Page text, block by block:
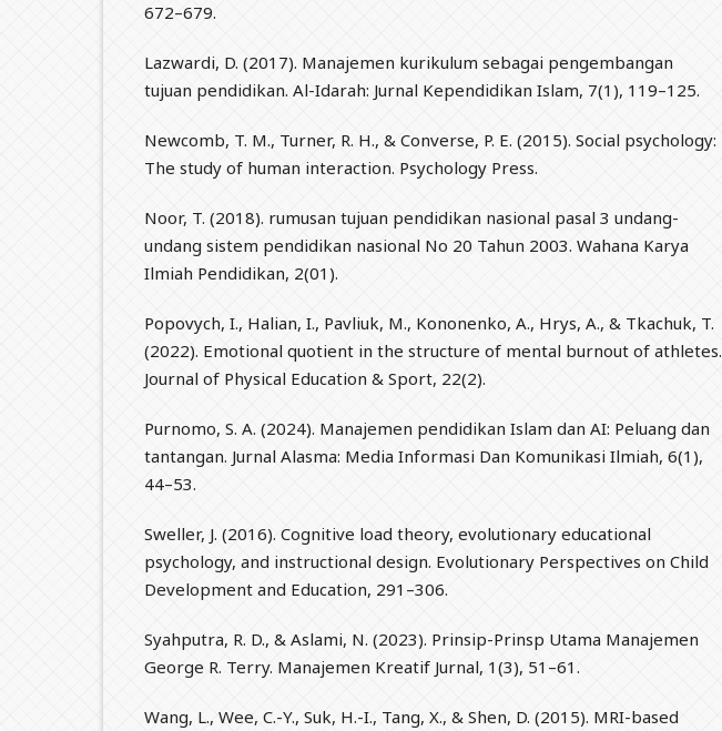
672–679.
Lazwardi, D. (2017). Manajemen kurikulum sebagai pengembangan
tujuan pendidikan. Al-Idarah: Jurnal Kependidikan Islam, 7(1), 119–125.
Newcomb, T. M., Turner, R. H., & Converse, P. E. (2015). Social psychology:
The study of human interaction. Psychology Press.
Noor, T. (2018). rumusan tujuan pendidikan nasional pasal 3 undang-
undang sistem pendidikan nasional No 20 Tahun 2003. Wahana Karya
Ilmiah Pendidikan, 2(01).
Popovych, I., Halian, I., Pavliuk, M., Kononenko, A., Hrys, A., & Tkachuk, T.
(2022). Emotional quotient in the structure of mental burnout of athletes.
Journal of Physical Education & Sport, 22(2).
Purnomo, S. A. (2024). Manajemen pendidikan Islam dan AI: Peluang dan
tantangan. Jurnal Alasma: Media Informasi Dan Komunikasi Ilmiah, 6(1),
44–53.
Sweller, J. (2016). Cognitive load theory, evolutionary educational
psychology, and instructional design. Evolutionary Perspectives on Child
Development and Education, 291–306.
Syahputra, R. D., & Aslami, N. (2023). Prinsip-Prinsp Utama Manajemen
George R. Terry. Manajemen Kreatif Jurnal, 1(3), 51–61.
Wang, L., Wee, C.-Y., Suk, H.-I., Tang, X., & Shen, D. (2015). MRI-based